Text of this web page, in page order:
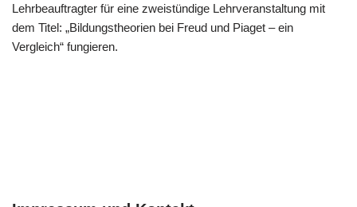
Lehrbeauftragter für eine zweistündige Lehrveranstaltung mit
dem Titel: „Bildungstheorien bei Freud und Piaget – ein
Vergleich“ fungieren.